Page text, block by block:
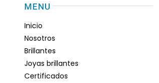
MENU
Inicio
Nosotros
Brillantes
Joyas brillantes
Certificados